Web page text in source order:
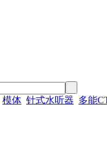
模体 针式水听器 多能